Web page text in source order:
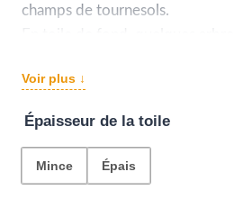
champs de tournesols.
Une décoration parfaite pour
une touche de jaune à votre
Voir plus ↓
Épaisseur de la toile
Mince Épais